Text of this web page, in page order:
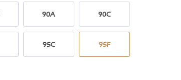
90A 90C
95C 95F